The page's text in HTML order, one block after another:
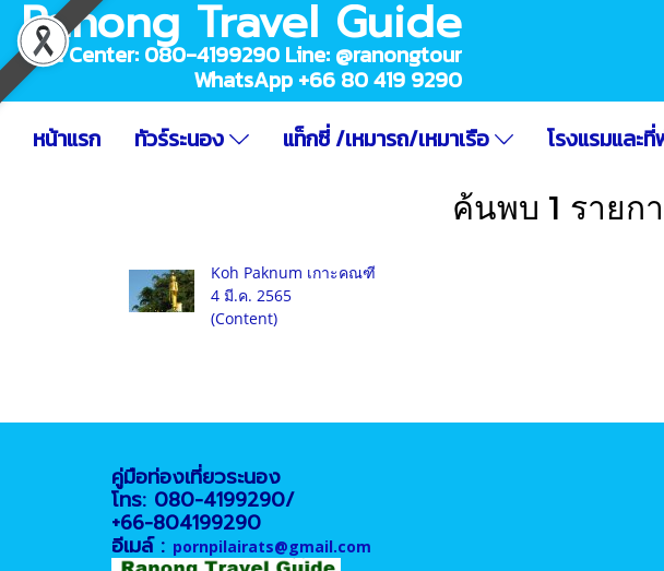
Ranong Travel Guide
Call Center: 080-4199290 Line: @ranongtour
WhatsApp +66 80 419 9290
หน้าแรก
ทัวร์ระนอง แท็กซี่ /เหมารถ/เหมาเรือ โรงแรมและ
ค้นพบ 1 รายก
Koh Paknum เกาะคณฑี
4 มี.ค. 2565
(Content)
คู่มือท่องเที่ยวระนอง
โทร: 080-4199290/
+66-804199290
อีเมล์ : pornpilairats@gmail.com